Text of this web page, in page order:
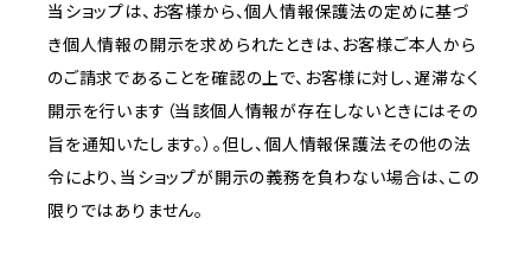
当ショップは、お客様から、個人情報保護法の定めに基づ
き個人情報の開示を求められたときは、お客様ご本人から
のご請求であることを確認の上で、お客様に対し、遅滞なく
開示を行います（当該個人情報が存在しないときにはその
旨を通知いたします。）。但し、個人情報保護法その他の法
令により、当ショップが開示の義務を負わない場合は、この
限りではありません。